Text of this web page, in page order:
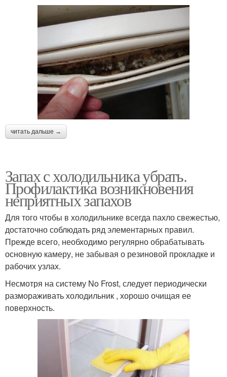
читать дальше →
Запах с холодильника убрать.
Профилактика возникновения
неприятных запахов
Для того чтобы в холодильнике всегда пахло свежестью,
достаточно соблюдать ряд элементарных правил.
Прежде всего, необходимо регулярно обрабатывать
основную камеру, не забывая о резиновой прокладке и
рабочих узлах.
Несмотря на систему No Frost, следует периодически
размораживать холодильник , хорошо очищая ее
поверхность.